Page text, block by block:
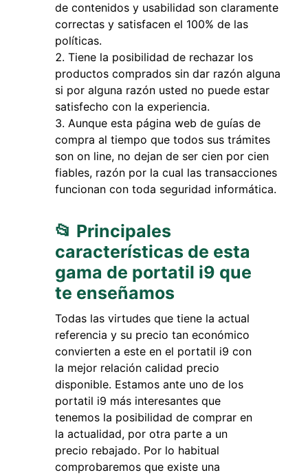
de contenidos y usabilidad son claramente
correctas y satisfacen el 100% de las
políticas.
Tiene la posibilidad de rechazar los
productos comprados sin dar razón alguna
si por alguna razón usted no puede estar
satisfecho con la experiencia.
Aunque esta página web de guías de
compra al tiempo que todos sus trámites
son on line, no dejan de ser cien por cien
fiables, razón por la cual las transacciones
funcionan con toda seguridad informática.
📂 Principales
características de esta
gama de portatil i9 que
te enseñamos
Todas las virtudes que tiene la actual
referencia y su precio tan económico
convierten a este en el portatil i9 con
la mejor relación calidad precio
disponible. Estamos ante uno de los
portatil i9 más interesantes que
tenemos la posibilidad de comprar en
la actualidad, por otra parte a un
precio rebajado. Por lo habitual
comprobaremos que existe una